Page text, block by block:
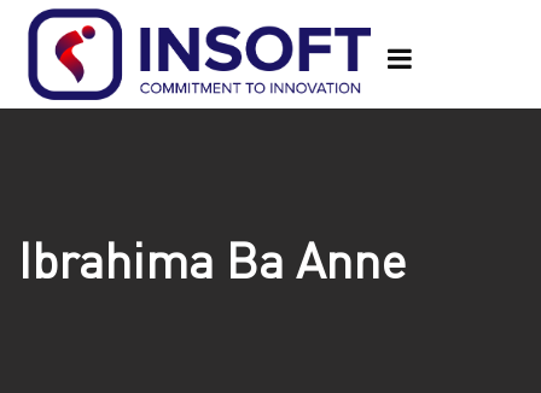
Ibrahima Ba Anne